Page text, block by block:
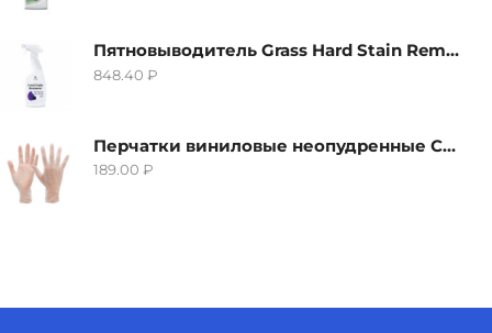
Пятновыводитель Grass Hard Stain Remover, 600мл
848.40 ₽
Перчатки виниловые неопудренные CTP-BS, размер S
189.00 ₽